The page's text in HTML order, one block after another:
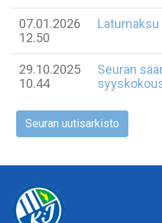
07.01.2026
12.50
Latumaksu
29.10.2025
10.44
Seuran
Seuran uutisarkisto